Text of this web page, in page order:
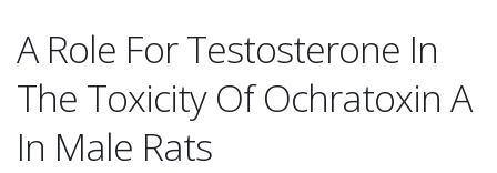
A Role For Testosterone In
The Toxicity Of Ochratoxin A
In Male Rats